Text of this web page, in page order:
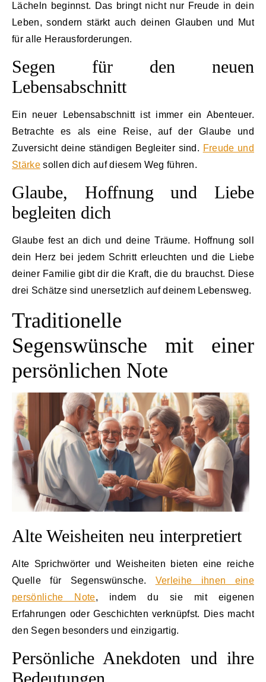
Lächeln beginnst. Das bringt nicht nur Freude in dein
Leben, sondern stärkt auch deinen Glauben und Mut
für alle Herausforderungen.
Segen für den neuen
Lebensabschnitt
Ein neuer Lebensabschnitt ist immer ein Abenteuer.
Betrachte es als eine Reise, auf der Glaube und
Zuversicht deine ständigen Begleiter sind. Freude und
Stärkesollen dich auf diesem Weg führen.
Glaube, Hoffnung und Liebe
begleiten dich
Glaube fest an dich und deine Träume. Hoffnung soll
dein Herz bei jedem Schritt erleuchten und die Liebe
deiner Familie gibt dir die Kraft, die du brauchst. Diese
drei Schätze sind unersetzlich auf deinem Lebensweg.
Traditionelle
Segenswünsche mit einer
persönlichen Note
Alte Weisheiten neu interpretiert
Alte Sprichwörter und Weisheiten bieten eine reiche
Quelle für Segenswünsche. Verleihe ihnen eine
persönliche Note, indem du sie mit eigenen
Erfahrungen oder Geschichten verknüpfst. Dies macht
den Segen besonders und einzigartig.
Persönliche Anekdoten und ihre